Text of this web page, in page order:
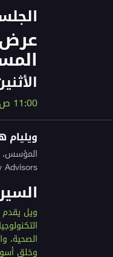
الأثنين, 25
11:00 ص - 12:30 م
ويليام
المؤسس،
Advisors
ويل يقدم
الصحية،
وخلق